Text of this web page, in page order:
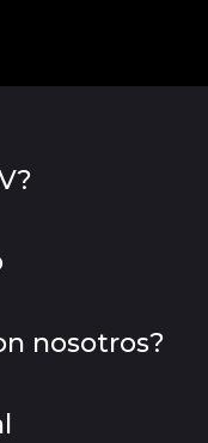
nosotros?